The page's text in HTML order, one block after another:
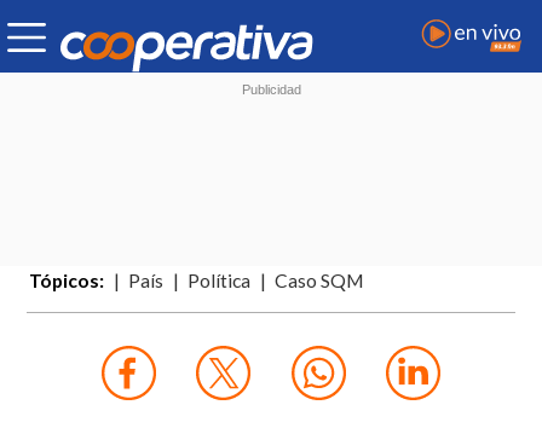
Tópicos: País Política Caso SQM